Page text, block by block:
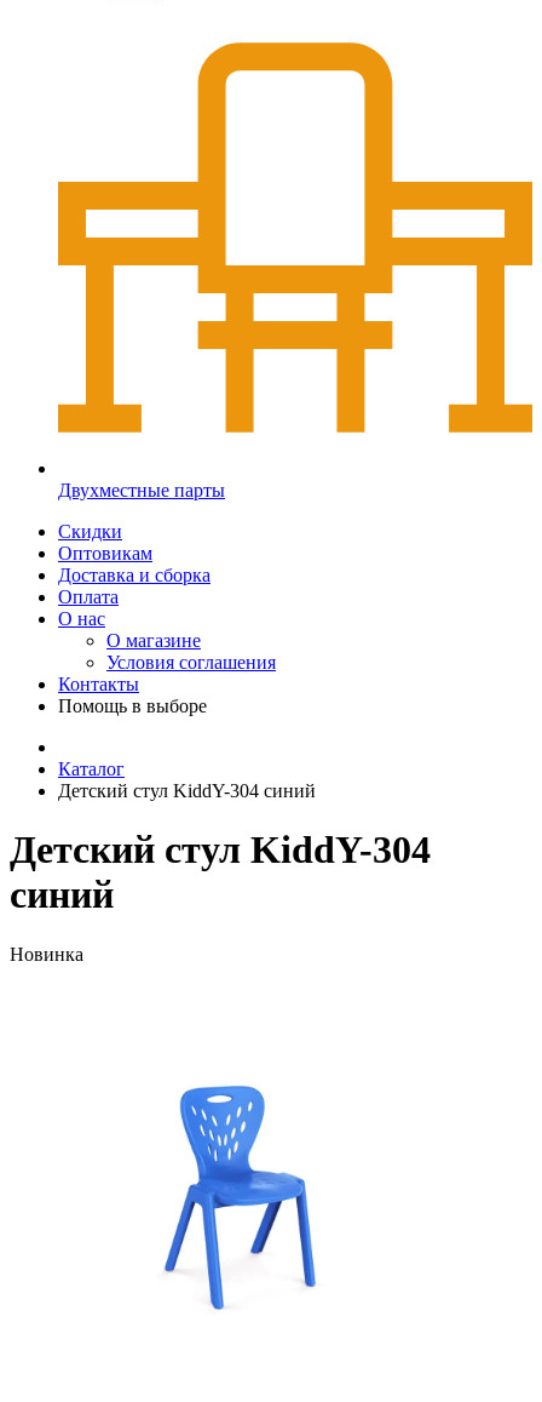
Двухместные парты
Скидки
Оптовикам
Доставка и сборка
Оплата
О нас
О магазине
Условия соглашения
Контакты
Помощь в выборе
Каталог
Детский стул KiddY-304 синий
Детский стул KiddY-304
синий
Новинка